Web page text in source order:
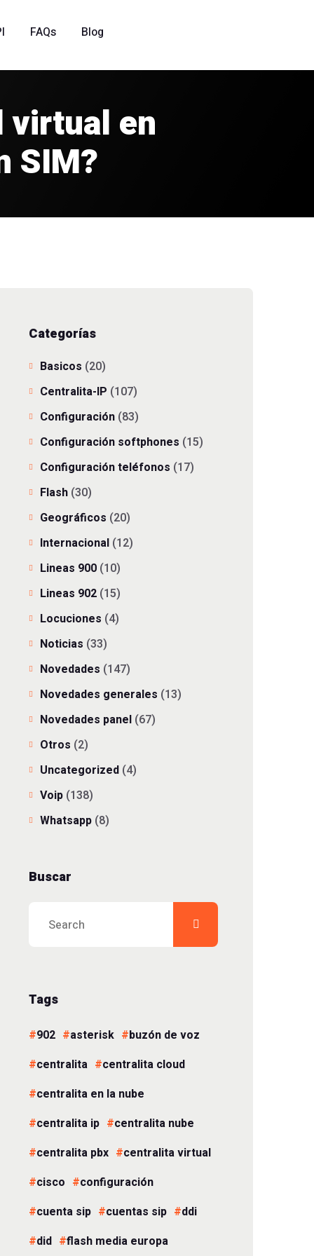
FAQs Blog
virtual en
SIM?
Categorías
Basicos (20)
Centralita-IP (107)
Configuración (83)
Configuración softphones (15)
Configuración teléfonos (17)
Flash (30)
Geográficos (20)
Internacional (12)
Lineas 900 (10)
Lineas 902 (15)
Locuciones (4)
Noticias (33)
Novedades (147)
Novedades generales (13)
Novedades panel (67)
Otros (2)
Uncategorized (4)
Voip (138)
Whatsapp (8)
Buscar
Tags
902 asterisk
buzón de voz
centralita
centralita cloud
centralita en la nube
centralita ip
centralita nube
centralita pbx
centralita virtual
cisco
configuración
cuenta sip
cuentas sip
ddi
did
flash media europa